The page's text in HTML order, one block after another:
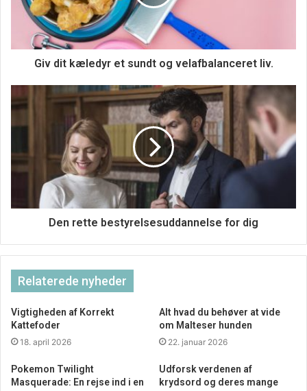
som I er ene om at vælge, for det gør flere og flere. Både
danskere og gæster fra specielt vores nabolande har for
længst opdaget, at vi har et ikke mindre end helt fantastisk
land med masser at byde på. Hvad enten I er til
vilde med at besøge gallerier, museer, herregårde, slotte
eller at shoppe eller besøge caféer eller restauranter, er
du og familien aldrig langt fra gode muligheder og skønne
oplevelser. Nogle tror, at Danmark er et dyrt land at holde
sin ferie i. Det behøver det dog slet ikke at være. Faktisk
vrimler det med gratis glæder, både i naturen og rundt
omkring i byerne. Hvis du er i tvivl om, hvad ferien skal
bruges til, finder du masser af interessante sites, som
Giv dit kæledyr et sundt og velafbalanceret liv.
Den rette bestyrelsesuddannelse for dig
Relaterede nyheder
Vigtigheden af Korrekt
Kattefoder
18. april 2026
Alt hvad du behøver at vide
om Malteser hunden
22. januar 2026
Pokemon Twilight
Masquerade: En rejse ind i en
Udforsk verdenen af
krydsord og deres mange